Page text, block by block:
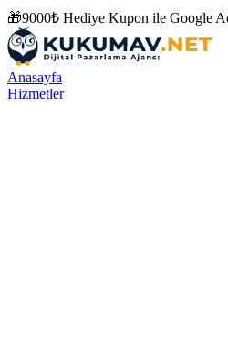
🎁9000₺ Hediye Kupon ile Google
Anasayfa
Hizmetler